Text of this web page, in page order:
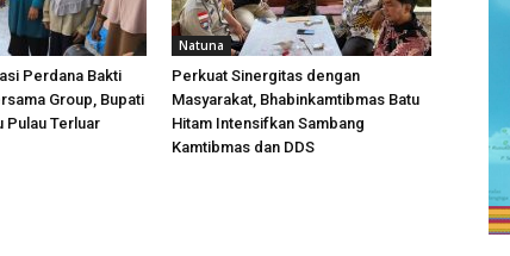
Perdana Bakti
Group, Bupati
Pulau Terluar
Natuna
Perkuat Sinergitas dengan
Masyarakat, Bhabinkamtibmas Batu
Hitam Intensifkan Sambang
Kamtibmas dan DDS